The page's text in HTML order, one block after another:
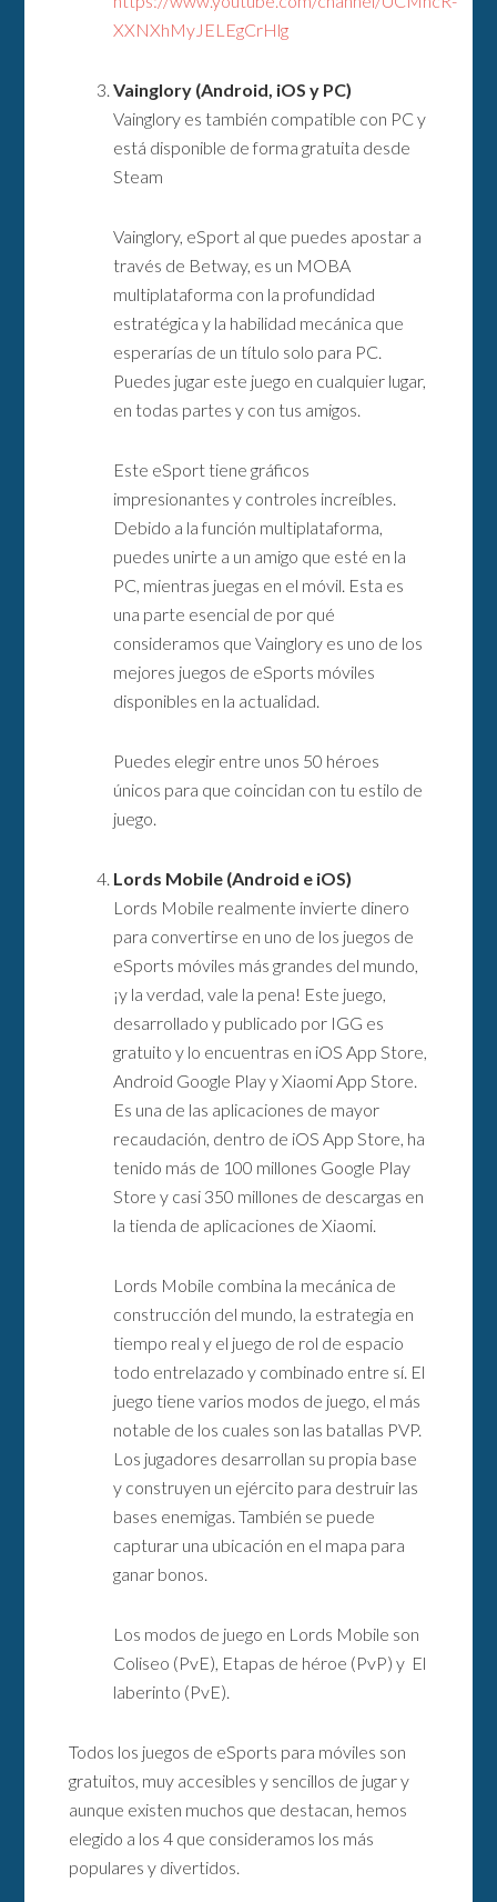
XXNXhMyJELEgCrHlg
Vainglory (Android, iOS y PC)
Vainglory es también compatible con PC y
está disponible de forma gratuita desde
Steam
Vainglory, eSport al que puedes apostar a
través de Betway, es un MOBA
multiplataforma con la profundidad
estratégica y la habilidad mecánica que
esperarías de un título solo para PC.
Puedes jugar este juego en cualquier lugar,
en todas partes y con tus amigos.
Este eSport tiene gráficos
impresionantes y controles increíbles.
Debido a la función multiplataforma,
puedes unirte a un amigo que esté en la
PC, mientras juegas en el móvil. Esta es
una parte esencial de por qué
consideramos que Vainglory es uno de los
mejores juegos de eSports móviles
disponibles en la actualidad.
Puedes elegir entre unos 50 héroes
únicos para que coincidan con tu estilo de
juego.
Lords Mobile (Android e iOS)
Lords Mobile realmente invierte dinero
para convertirse en uno de los juegos de
eSports móviles más grandes del mundo,
¡y la verdad, vale la pena! Este juego,
desarrollado y publicado por IGG es
gratuito y lo encuentras en iOS App Store,
Android Google Play y Xiaomi App Store.
Es una de las aplicaciones de mayor
recaudación, dentro de iOS App Store, ha
tenido más de 100 millones Google Play
Store y casi 350 millones de descargas en
la tienda de aplicaciones de Xiaomi.
Lords Mobile combina la mecánica de
construcción del mundo, la estrategia en
tiempo real y el juego de rol de espacio
todo entrelazado y combinado entre sí. El
juego tiene varios modos de juego, el más
notable de los cuales son las batallas PVP.
Los jugadores desarrollan su propia base
y construyen un ejército para destruir las
bases enemigas. También se puede
capturar una ubicación en el mapa para
ganar bonos.
Los modos de juego en Lords Mobile son
Coliseo (PvE), Etapas de héroe (PvP) y El
laberinto (PvE).
Todos los juegos de eSports para móviles son
gratuitos, muy accesibles y sencillos de jugar y
aunque existen muchos que destacan, hemos
elegido a los 4 que consideramos los más
populares y divertidos.